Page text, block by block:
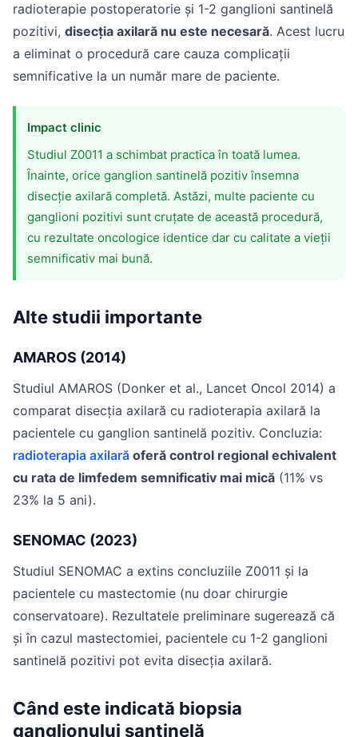
radioterapie postoperatorie și 1-2 ganglioni santinelă
pozitivi, disecția axilară nu este necesară. Acest lucru
a eliminat o procedură care cauza complicații
semnificative la un număr mare de paciente.
Impact clinic
Studiul Z0011 a schimbat practica în toată lumea.
Înainte, orice ganglion santinelă pozitiv însemna
disecție axilară completă. Astăzi, multe paciente cu
ganglioni pozitivi sunt cruțate de această procedură,
cu rezultate oncologice identice dar cu calitate a vieții
semnificativ mai bună.
Alte studii importante
AMAROS (2014)
Studiul AMAROS (Donker et al., Lancet Oncol 2014) a
comparat disecția axilară cu radioterapia axilară la
pacientele cu ganglion santinelă pozitiv. Concluzia:
radioterapia axilară oferă control regional echivalent
cu rata de limfedem semnificativ mai mică (11% vs
23% la 5 ani).
SENOMAC (2023)
Studiul SENOMAC a extins concluziile Z0011 și la
pacientele cu mastectomie (nu doar chirurgie
conservatoare). Rezultatele preliminare sugerează că
și în cazul mastectomiei, pacientele cu 1-2 ganglioni
santinelă pozitivi pot evita disecția axilară.
Când este indicată biopsia
ganglionului santinelă